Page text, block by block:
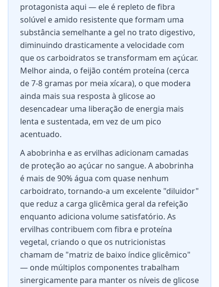
protagonista aqui — ele é repleto de fibra
solúvel e amido resistente que formam uma
substância semelhante a gel no trato digestivo,
diminuindo drasticamente a velocidade com
que os carboidratos se transformam em açúcar.
Melhor ainda, o feijão contém proteína (cerca
de 7-8 gramas por meia xícara), o que modera
ainda mais sua resposta à glicose ao
desencadear uma liberação de energia mais
lenta e sustentada, em vez de um pico
acentuado.
A abobrinha e as ervilhas adicionam camadas
de proteção ao açúcar no sangue. A abobrinha
é mais de 90% água com quase nenhum
carboidrato, tornando-a um excelente "diluidor"
que reduz a carga glicêmica geral da refeição
enquanto adiciona volume satisfatório. As
ervilhas contribuem com fibra e proteína
vegetal, criando o que os nutricionistas
chamam de "matriz de baixo índice glicêmico"
— onde múltiplos componentes trabalham
sinergicamente para manter os níveis de glicose